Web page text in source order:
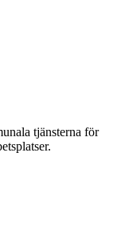
tjänsterna för